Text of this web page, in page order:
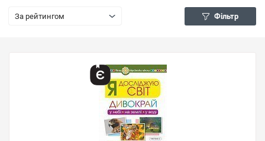
За рейтингом Фільтр